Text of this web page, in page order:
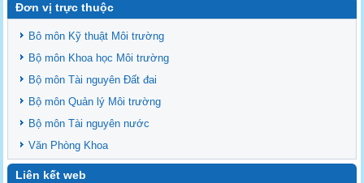
Đơn vị trực thuộc
Bô môn Kỹ thuật Môi trường
Bộ môn Khoa học Môi trường
Bộ môn Tài nguyên Đất đai
Bộ môn Quản lý Môi trường
Bộ môn Tài nguyên nước
Văn Phòng Khoa
Liên kết web